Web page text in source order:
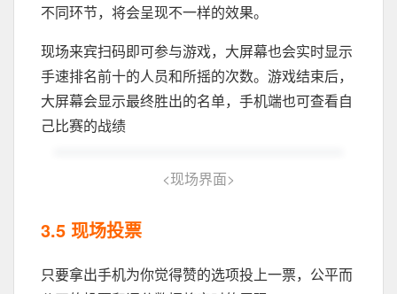
不同环节，将会呈现不一样的效果。
现场来宾扫码即可参与游戏，大屏幕也会实时显示
手速排名前十的人员和所摇的次数。游戏结束后，
大屏幕会显示最终胜出的名单，手机端也可查看自
己比赛的战绩
<现场界面>
3.5 现场投票
只要拿出手机为你觉得赞的选项投上一票，公平而